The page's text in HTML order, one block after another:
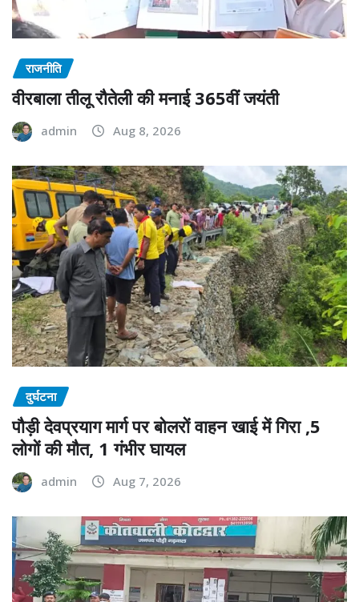
राजनीति
वीरबाला तीलू रौतेली की मनाई 365वीं जयंती
admin Aug 8, 2026
दुर्घटना
पौड़ी देवप्रयाग मार्ग पर बोलरों वाहन खाई में गिरा ,5
लोगों की मौत, 1 गंभीर घायल
admin Aug 7, 2026